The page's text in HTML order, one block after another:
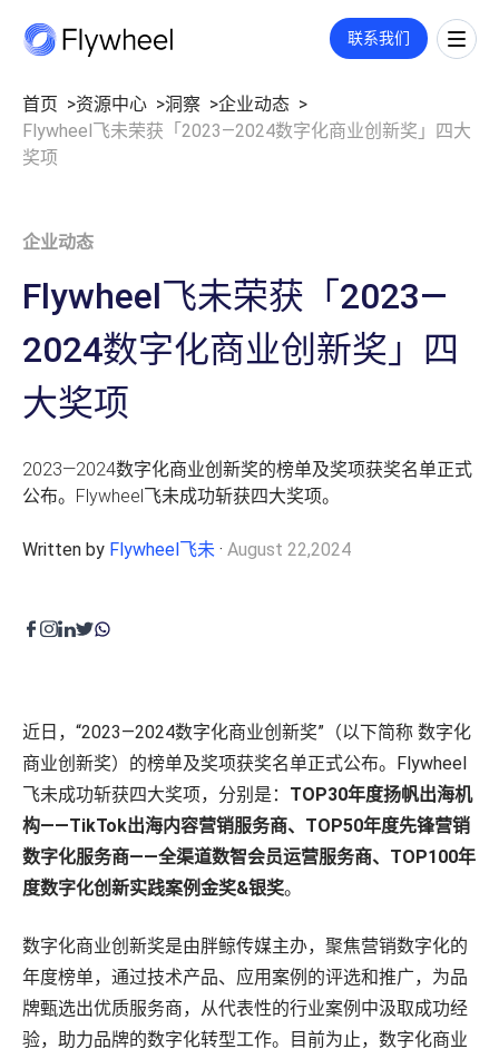
COMMERCE CLOUD
用户反馈
零售洞察
搜索
监测指标和投放报告
零售运营
目录维护
覆盖媒体投放、平台运营、创意内容等多板块策略与执行，满足您的定
制需求。
业绩衡量
市场进入
价格策略
年度复盘
付费搜索
Amazon营销云（AMC）
全球销售
产品页面内容
零售平台旗舰店
内容聚合支持
战略咨询
数字商务发展迅速，我们的顾问将专有数据与深厚的零售和媒体专业知
洞察
公司介绍
职业机会
招聘
联系我们
联系我们
首页 资源中心 洞察
企业动态
Flywheel飞未荣获「2023—2024数字化商业创新奖」四大
奖项
企业动态
Flywheel飞未荣获「2023—
2024数字化商业创新奖」四
大奖项
2023—2024数字化商业创新奖的榜单及奖项获奖名单正式
公布。Flywheel飞未成功斩获四大奖项。
Written by Flywheel飞未 · August 22,2024
近日，“2023—2024数字化商业创新奖”（以下简称 数字化
商业创新奖）的榜单及奖项获奖名单正式公布。Flywheel
飞未成功斩获四大奖项，分别是： TOP30年度扬帆出海机
构——TikTok出海内容营销服务商、TOP50年度先锋营销
数字化服务商——全渠道数智会员运营服务商、TOP100年
度数字化创新实践案例金奖&银奖。
数字化商业创新奖是由胖鲸传媒主办，聚焦营销数字化的
年度榜单，通过技术产品、应用案例的评选和推广，为品
牌甄选出优质服务商，从代表性的行业案例中汲取成功经
验，助力品牌的数字化转型工作。目前为止，数字化商业